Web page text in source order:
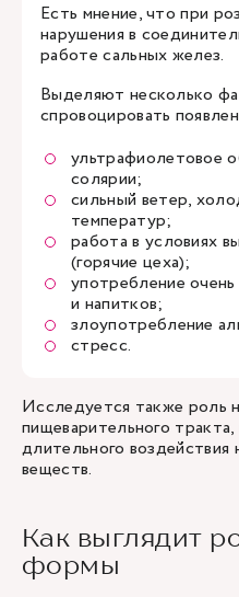
Есть мнение, что при
нарушения в
работе сальных желез.
Выделяют несколько
спровоцировать
ультрафиолетовое
солярии;
сильный ветер,
температур;
работа в условиях
(горячие цеха);
употребление
и напитков;
злоупотребление
стресс.
Исследуется также роль
пищеварительного
длительного
веществ.
Как выглядит
формы